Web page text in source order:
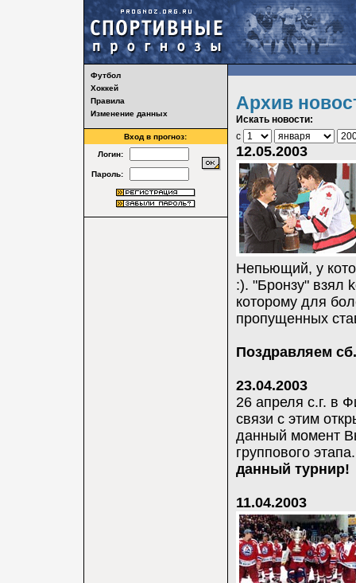
Футбол
Хоккей
Правила
Изменение данных
Вход в прогноз:
Логин:
Пароль:
Архив
Искать новости:
с
12.05.2003
Непьющий, у
:). "Бронзу" взял
которому для
пропущенных
Поздравляем
23.04.2003
26 апреля с.г. в
связи с этим
данный момент
группового
данный турнир!
11.04.2003